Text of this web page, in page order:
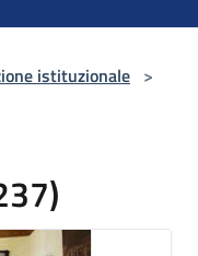
istituzionale >